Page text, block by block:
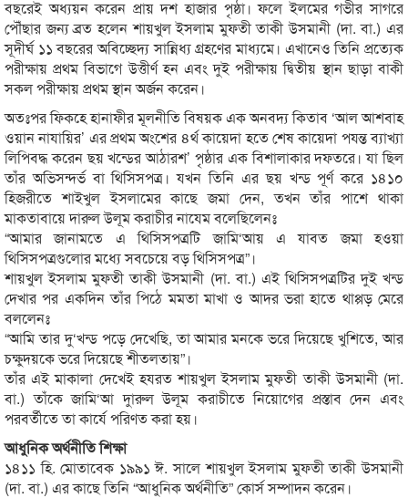
বছরেই অধ্যয়ন করেন প্রায় দশ হাজার পৃষ্ঠা। ফলে ইলমের গভীর সাগরে
পৌঁছার জন্য ব্রত হলেন শায়খুল ইসলাম মুফতী তাকী উসমানী (দা. বা.) এর
সূদীর্ঘ ১১ বছরের অবিচ্ছেদ্য সান্নিধ্য গ্রহণের মাধ্যমে। এখানেও তিনি প্রত্যেক
পরীক্ষায় প্রথম বিভাগে উত্তীর্ণ হন এবং দুই পরীক্ষায় দ্বিতীয় স্থান ছাড়া বাকী
সকল পরীক্ষায় প্রথম স্থান অর্জন করেন।
অতঃপর ফিকহে হানাফীর মূলনীতি বিষয়ক এক অনবদ্য কিতাব ‘আল আশবাহ
ওয়ান নাযায়ির’ এর প্রথম অংশের ৪র্থ কায়েদা হতে শেষ কায়েদা পযন্ত ব্যাখ্যা
লিপিবদ্ধ করেন ছয় খন্ডের আঠারশ’ পৃষ্ঠার এক বিশালাকার দফতরে। যা ছিল
তাঁর অভিসন্দর্ভ বা থিসিসপত্র। যখন তিনি এর ছয় খন্ড পূর্ণ করে ১৪১০
হিজরীতে শাইখুল ইসলামের কাছে জমা দেন, তখন তাঁর পাশে থাকা
মাকতাবায়ে দারুল উলূম করাচীর নাযেম বলেছিলেনঃ
“আমার জানামতে এ থিসিসপত্রটি জামি‘আয় এ যাবত জমা হওয়া
থিসিসপত্রগুলোর মধ্যে সবচেয়ে বড় থিসিসপত্র”।
শায়খুল ইসলাম মুফতী তাকী উসমানী (দা. বা.) এই থিসিসপত্রটির দুই খন্ড
দেখার পর একদিন তাঁর পিঠে মমতা মাখা ও আদর ভরা হাতে থাপ্পড় মেরে
বললেনঃ
“আমি তার দু‘খন্ড পড়ে দেখেছি, তা আমার মনকে ভরে দিয়েছে খুশিতে, আর
চক্ষুদয়কে ভরে দিয়েছে শীতলতায়”।
তাঁর এই মাকালা দেখেই হযরত শায়খুল ইসলাম মুফতী তাকী উসমানী (দা.
বা.) তাঁকে জামি‘আ দাুরুল উলূম করাচীতে নিয়োগের প্রস্তাব দেন এবং
পরবর্তীতে তা কার্যে পরিণত করা হয়।
আধুনিক অর্থনীতি শিক্ষা
১৪১১ হি. মোতাবেক ১৯৯১ ঈ. সালে শায়খুল ইসলাম মুফতী তাকী উসমানী
(দা. বা.) এর কাছে তিনি “আধুনিক অর্থনীতি” কোর্স সম্পাদন করেন।